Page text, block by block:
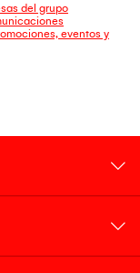
del grupo
eventos y